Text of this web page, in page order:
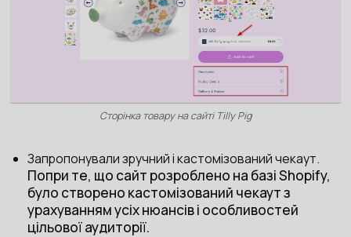
Сторінка товару на сайті Tilly Pig
Запропонували зручний і кастомізований чекаут.
Попри те, що сайт розроблено на базі Shopify,
було створено кастомізований чекаут з
урахуванням усіх нюансів і особливостей
цільової аудиторії.